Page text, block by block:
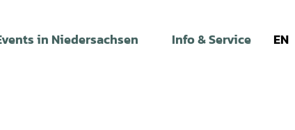
in Niedersachsen Info & Service EN